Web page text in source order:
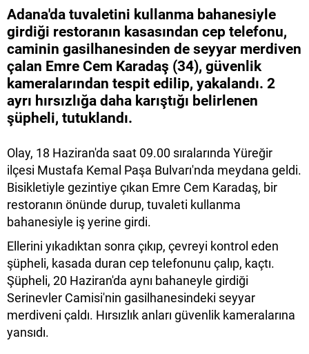
Adana'da tuvaletini kullanma bahanesiyle
girdiği restoranın kasasından cep telefonu,
caminin gasilhanesinden de seyyar merdiven
çalan Emre Cem Karadaş (34), güvenlik
kameralarından tespit edilip, yakalandı. 2
ayrı hırsızlığa daha karıştığı belirlenen
şüpheli, tutuklandı.
Olay, 18 Haziran'da saat 09.00 sıralarında Yüreğir
ilçesi Mustafa Kemal Paşa Bulvarı'nda meydana geldi.
Bisikletiyle gezintiye çıkan Emre Cem Karadaş, bir
restoranın önünde durup, tuvaleti kullanma
bahanesiyle iş yerine girdi.
Ellerini yıkadıktan sonra çıkıp, çevreyi kontrol eden
şüpheli, kasada duran cep telefonunu çalıp, kaçtı.
Şüpheli, 20 Haziran'da aynı bahaneyle girdiği
Serinevler Camisi'nin gasilhanesindeki seyyar
merdiveni çaldı. Hırsızlık anları güvenlik kameralarına
yansıdı.